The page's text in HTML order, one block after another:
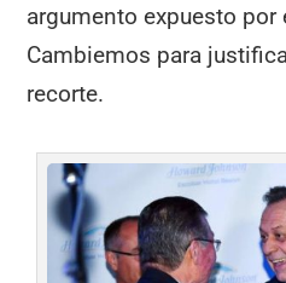
argumento expuesto
Cambiemos para
recorte.